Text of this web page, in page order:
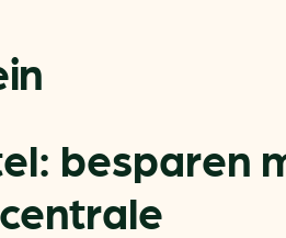
besparen